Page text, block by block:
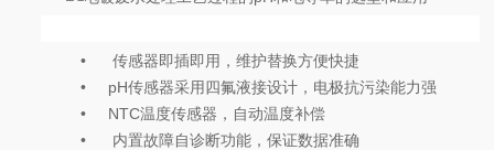
•
传感器即插即用，维护替换方便快捷
•
pH传感器采用四氟液接设计，电极抗污染能力强
•
NTC温度传感器，自动温度补偿
•
内置故障自诊断功能，保证数据准确